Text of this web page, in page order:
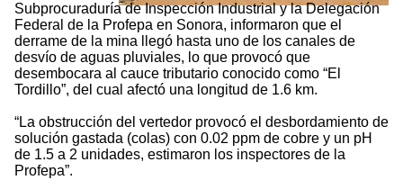
Subprocuraduría de Inspección Industrial y la Delegación
Federal de la Profepa en Sonora, informaron que el
derrame de la mina llegó hasta uno de los canales de
desvío de aguas pluviales, lo que provocó que
desembocara al cauce tributario conocido como “El
Tordillo”, del cual afectó una longitud de 1.6 km.
“La obstrucción del vertedor provocó el desbordamiento de
solución gastada (colas) con 0.02 ppm de cobre y un pH
de 1.5 a 2 unidades, estimaron los inspectores de la
Profepa”.